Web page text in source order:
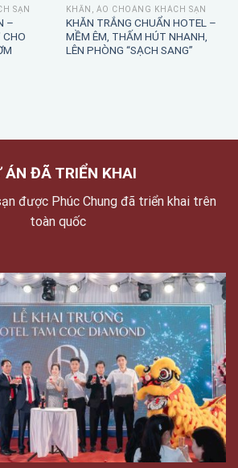
SẠN
–
CHO
KHĂN, ÁO CHOÀNG KHÁCH SẠN
KHĂN TRẮNG CHUẨN HOTEL –
MỀM ÊM, THẤM HÚT NHANH,
LÊN PHÒNG “SẠCH SANG”
ÁN ĐÃ TRIỂN KHAI
được Phúc Chung đã triển khai trên
toàn quốc